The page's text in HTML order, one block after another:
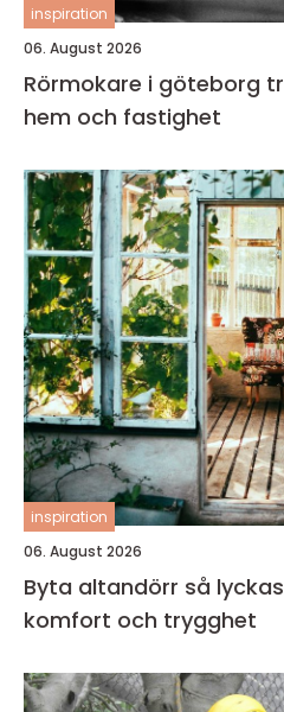
inspiration
06. August 2026
Rörmokare i göteborg trygg vvs-hjälp för
hem och fastighet
inspiration
06. August 2026
Byta altandörr så lyckas man med ljus,
komfort och trygghet